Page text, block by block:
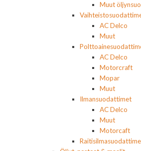
Muut
AC Delco
Muut
AC Delco
Motorcraft
Mopar
Muut
Ilmansuodattimet
AC Delco
Muut
Motorcaft